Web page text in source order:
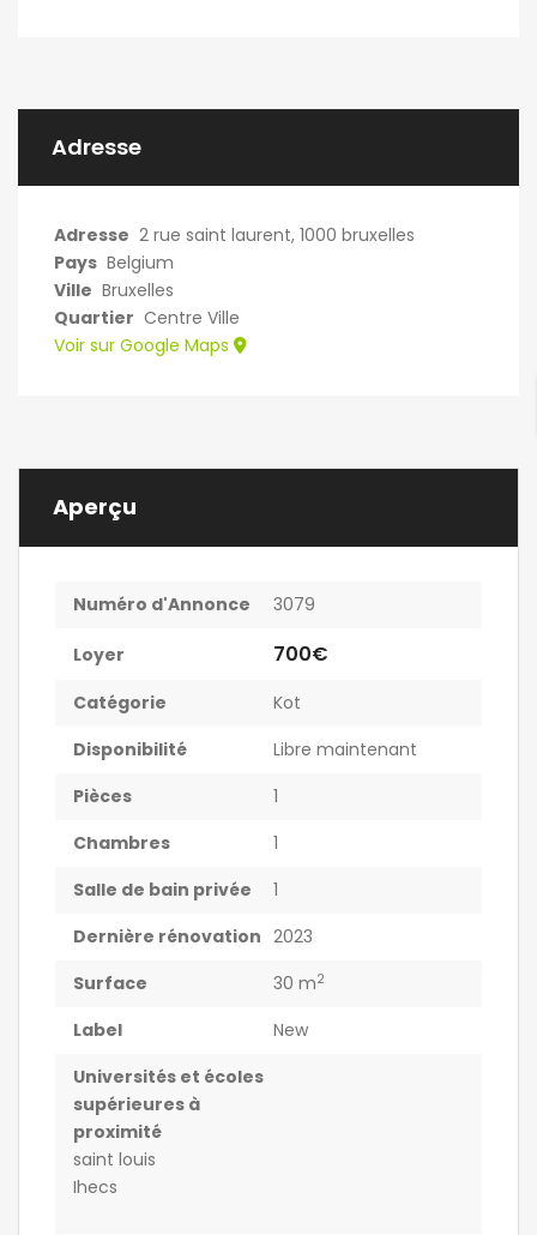
le jardin. 800 euros
Adresse
Adresse 2 rue saint laurent, 1000 bruxelles
Pays Belgium
Ville Bruxelles
Quartier Centre Ville
Voir sur Google Maps
Aperçu
Numéro d'Annonce 3079
Loyer 700€
Catégorie
Kot
Disponibilité
Libre maintenant
Pièces
1
Chambres
1
Salle de bain privée
1
Dernière rénovation 2023
Surface
30 m2
Label
New
Universités et écoles
supérieures à
proximité
saint louis
Ihecs